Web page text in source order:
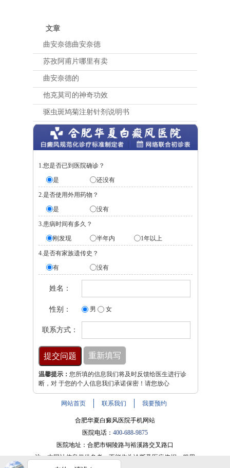
文章
曲安奈德曲安奈德
苏孜阿甫片哪里有卖
曲安奈德的
他克莫司的神奇功效
驱虫斑鸠菊注射针剂说明书
1.您是否已到医院确诊？
是
还没有
2.是否使用外用药物？
是
没有
3.患病时间有多久？
刚发现
半年内 1年以上
4.是否有家族遗传史？
有
没有
姓名：
性别： 男 女
联系方式：
温馨提示： 您所填的信息我们将及时反馈给医生进行诊
断，对 于您的个人信息我们承诺保密！请您放心
网站首页 联系我们 我要预约
合肥华夏白癜风医院手机网站
医院电话： 400-688-9875
医院地址：合肥市铜陵路与裕溪路交叉路口
注：本网站信息仅供参考，不能作为诊断及医疗依据，服用